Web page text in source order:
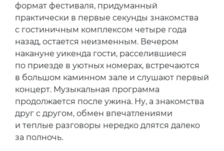
формат фестиваля, придуманный
практически в первые секунды знакомства
с гостиничным комплексом четыре года
назад, остается неизменным. Вечером
накануне уикенда гости, расселившиеся
по приезде в уютных номерах, встречаются
в большом каминном зале и слушают первый
концерт. Музыкальная программа
продолжается после ужина. Ну, а знакомства
друг с другом, обмен впечатлениями
и теплые разговоры нередко длятся далеко
за полночь.